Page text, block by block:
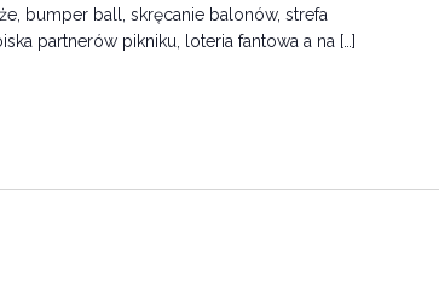
bumper ball, skręcanie balonów, strefa
partnerów pikniku, loteria fantowa a na […]